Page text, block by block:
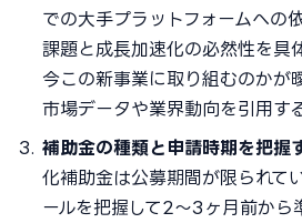
での大手プラットフォームへの
課題と成長加速化の必然性を具
今この新事業に取り組むのかが
市場データや業界動向を引用す
補助金の種類と申請時期を把握
化補助金は公募期間が限られて
ールを把握して2〜3ヶ月前から